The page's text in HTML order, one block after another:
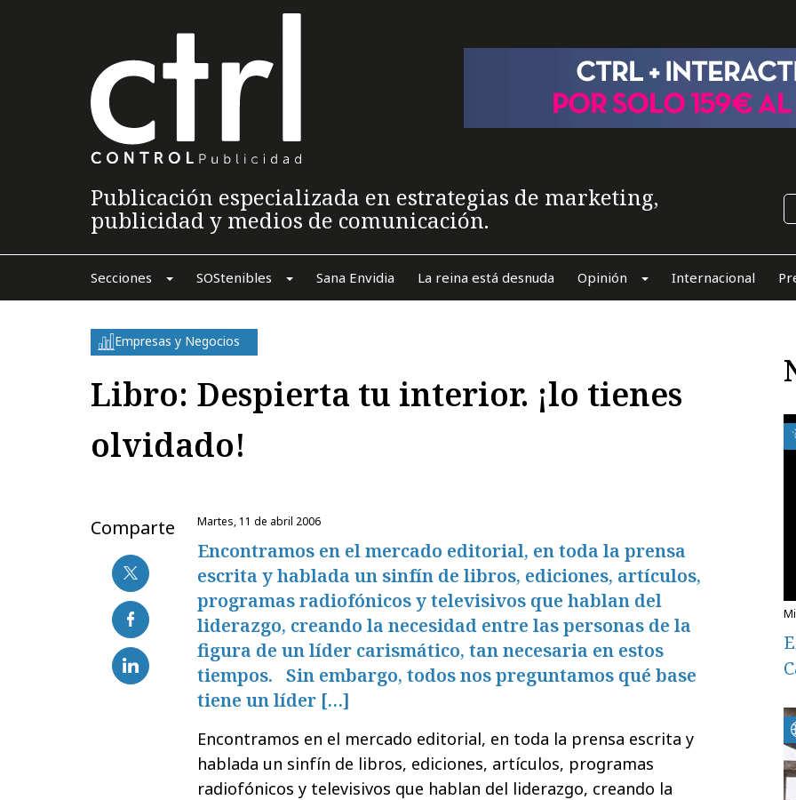
Publicación especializada en estrategias de marketing,
publicidad y medios de comunicación.
Secciones SOStenibles Sana Envidia La reina está desnuda Opinión Internacional
Empresas y Negocios
Libro: Despierta tu interior. ¡lo tienes
olvidado!
Comparte martes, 11 de abril 2006
Encontramos en el mercado editorial, en toda la prensa
escrita y hablada un sinfín de libros, ediciones, artículos,
programas radiofónicos y televisivos que hablan del
liderazgo, creando la necesidad entre las personas de la
figura de un líder carismático, tan necesaria en estos
tiempos. Sin embargo, todos nos preguntamos qué base
tiene un líder […]
Encontramos en el mercado editorial, en toda la prensa escrita y
hablada un sinfín de libros, ediciones, artículos, programas
radiofónicos y televisivos que hablan del liderazgo, creando la